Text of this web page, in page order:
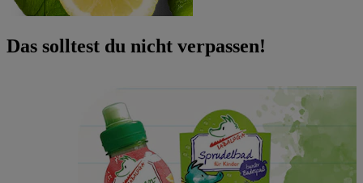
Das solltest du nicht verpassen!